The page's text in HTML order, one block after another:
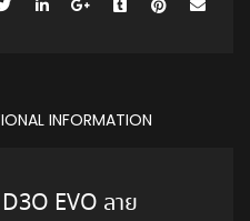
INFORMATION
EVO ลาย